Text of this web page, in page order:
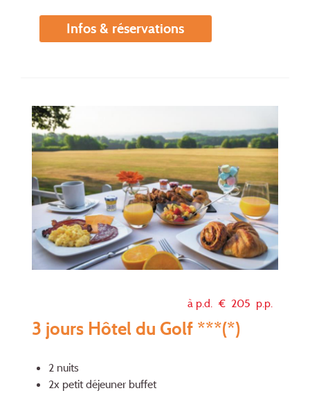
Infos & réservations
à p.d. € 205 p.p.
3 jours Hôtel du Golf ***(*)
2 nuits
2x petit déjeuner buffet